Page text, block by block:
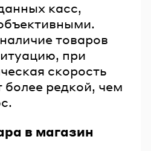
касс,
товаров
при
скорость
редкой, чем
в магазин